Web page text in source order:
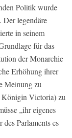
Politik wurde
Der legendäre
in seinem
für das
der Monarchie
Erhöhung ihrer
Meinung zu
Königin Victoria) zu
„ihr eigenes
Parlaments es